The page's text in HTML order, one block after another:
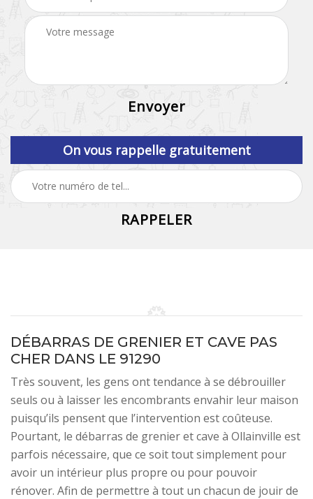
On vous rappelle gratuitement
DÉBARRAS DE GRENIER ET CAVE PAS
CHER DANS LE 91290
Très souvent, les gens ont tendance à se débrouiller
seuls ou à laisser les encombrants envahir leur maison
puisqu’ils pensent que l’intervention est coûteuse.
Pourtant, le débarras de grenier et cave à Ollainville est
parfois nécessaire, que ce soit tout simplement pour
avoir un intérieur plus propre ou pour pouvoir
rénover. Afin de permettre à tout un chacun de jouir de